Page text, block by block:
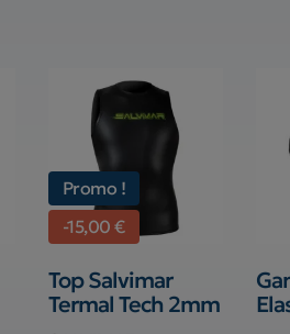
Promo !
-15,00 €
Top Salvimar
Termal Tech 2mm